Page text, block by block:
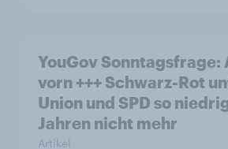
YouGov Sonntagsfrage:
vorn +++ Schwarz-Rot
Union und SPD so
Jahren nicht mehr
Artikel